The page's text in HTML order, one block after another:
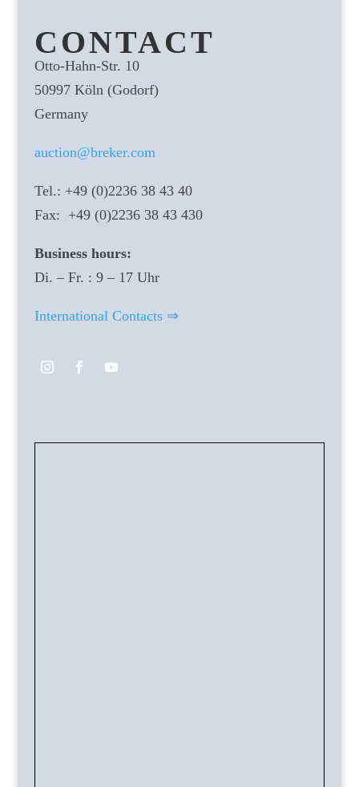
CONTACT
Otto-Hahn-Str. 10
50997 Köln (Godorf)
Germany
auction@breker.com
Tel.: +49 (0)2236 38 43 40
Fax: +49 (0)2236 38 43 430
Business hours:
Di. – Fr. : 9 – 17 Uhr
International Contacts ⇒